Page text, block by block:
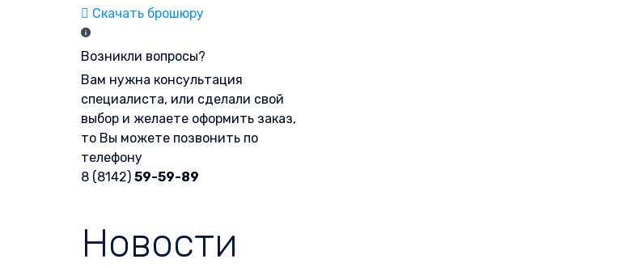
Скачать брошюру
Возникли вопросы?
Вам нужна консультация
специалиста, или сделали свой
выбор и желаете оформить заказ,
то Вы можете позвонить по
телефону
8 (8142) 59-59-89
Новости